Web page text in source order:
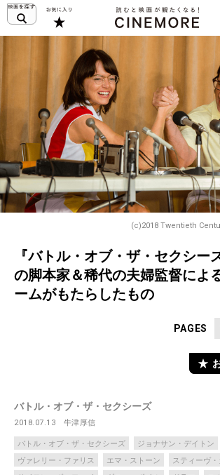
(c)2018 Twentieth
『バトル・オブ・ザ・セクシー
の脚本家＆稀代の夫婦監督によ
ームがもたらしたもの
PAGES
バトル・オブ・ザ・セクシーズ
2018.07.13 牛津厚信
バトル・オブ・ザ・セクシーズ
ジョナサン・デイトン
ヴァレリー・ファリス
エマ・ストーン
スティーヴ